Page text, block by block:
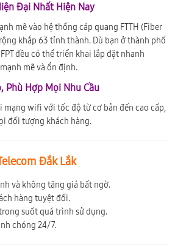
Đại Nhất Hiện Nay
mẽ vào hệ thống cáp quang FTTH (Fiber
khắp 63 tỉnh thành. Dù bạn ở thành phố
đều có thể triển khai lắp đặt nhanh
mẽ và ổn định.
Phù Hợp Mọi Nhu Cầu
mạng wifi với tốc độ từ cơ bản đến cao cấp,
đối tượng khách hàng.
Đắk Lắk
và không tăng giá bất ngờ.
hàng tuyệt đối.
suốt quá trình sử dụng.
chóng 24/7.